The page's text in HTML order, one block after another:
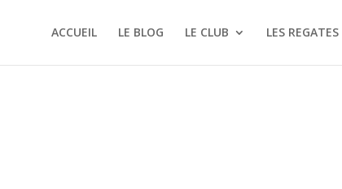
ACCUEIL LE BLOG LE CLUB LES REGATES